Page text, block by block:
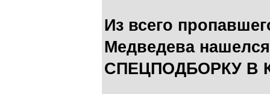
Из всего
Медведева
СПЕЦПОДБОРКУ В